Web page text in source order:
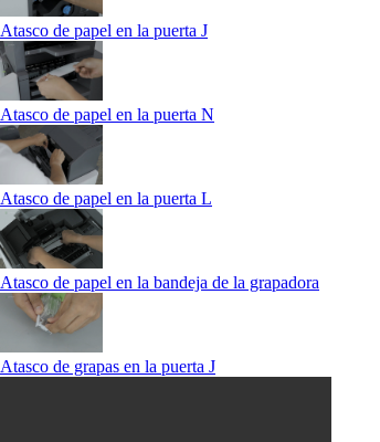
Atasco de papel en la puerta J
Atasco de papel en la puerta N
Atasco de papel en la puerta L
Atasco de papel en la bandeja de la grapadora
Atasco de grapas en la puerta J